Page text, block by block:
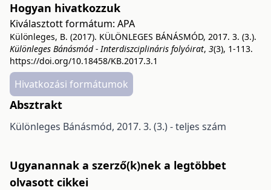
Hogyan hivatkozzuk
Kiválasztott formátum: APA
Különleges, B. (2017). KÜLÖNLEGES BÁNÁSMÓD, 2017. 3. (3.).
Különleges Bánásmód - Interdiszciplináris folyóirat, 3(3), 1-113.
https://doi.org/10.18458/KB.2017.3.1
Hivatkozási formátumok
Absztrakt
Különleges Bánásmód, 2017. 3. (3.) - teljes szám
Ugyanannak a szerző(k)nek a legtöbbet
olvasott cikkei